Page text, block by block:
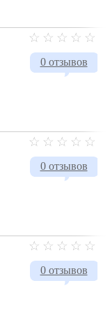
0 отзывов
0 отзывов
0 отзывов